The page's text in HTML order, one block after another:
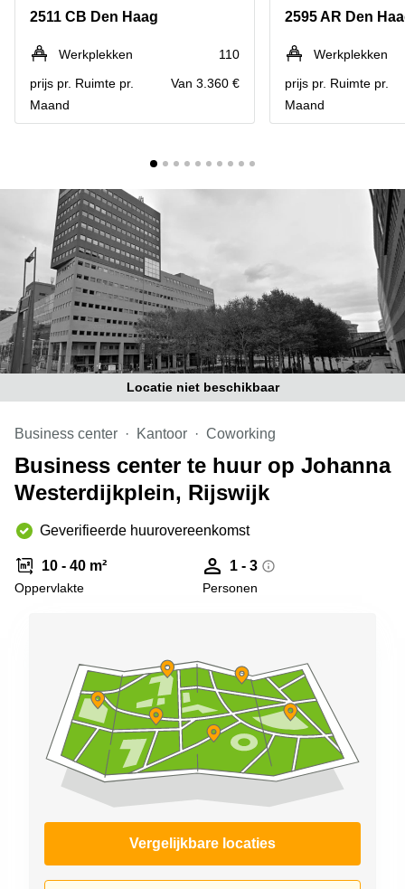
Hengelo
Hilversum
Hoofddorp
Deventer
Tilburg
Zwolle
Amsterdam
Westpoort
Reeuwijk
Business
Arnhem
Business
center
Hilversum
Business
center
Den
Haag
Coworking
space
Breda
Coworking
in Arnhem
Coworking
Hilversum
Coworking
space
Zwolle
Kantoor
Hengelo
Bedrijfsruimte
Huren in
Nijmegen
2511 CB Den Haag
Werkplekken
110
prijs pr. Ruimte pr.
Maand
Van 3.360 €
2595 AR Den
Werkplekken
prijs pr. Ruimte pr.
Maand
Locatie niet beschikbaar
Business center Kantoor Coworking
Business center te huur op Johanna
Westerdijkplein, Rijswijk
Geverifieerde huurovereenkomst
10 - 40 m²
Oppervlakte
1 - 3
Personen
Vergelijkbare locaties